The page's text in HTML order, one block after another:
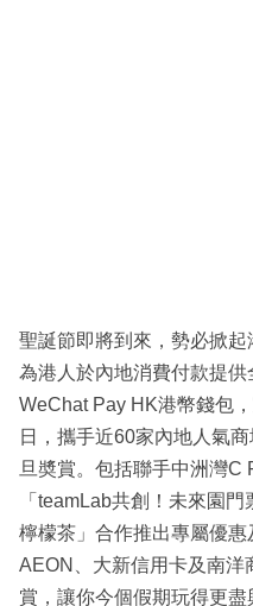
區
聖誕節即將到來，勢必掀
為港人於內地消費付款提
WeChat Pay HK港幣錢包
日，攜手近60家內地人氣
旦奬賞。包括聯手中洲灣C
「teamLab共創！未來園
檸檬茶」合作推出專屬優惠
AEON、大新信用卡及南洋
賞，讓你今個假期玩得更盡